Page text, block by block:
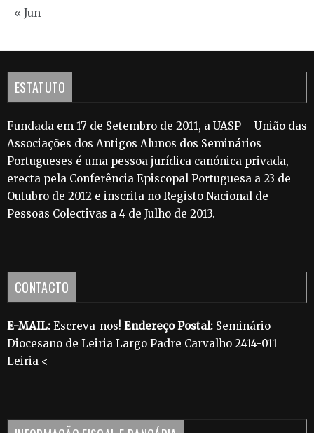
« Jun
ESTATUTO
Fundada em 17 de Setembro de 2011, a UASP – União das
Associações dos Antigos Alunos dos Seminários
Portugueses é uma pessoa jurídica canónica privada,
erecta pela Conferência Episcopal Portuguesa a 23 de
Outubro de 2012 e inscrita no Registo Nacional de
Pessoas Colectivas a 4 de Julho de 2013.
CONTACTO
E-MAIL: Escreva-nos! Endereço Postal: Seminário
Diocesano de Leiria Largo Padre Carvalho 2414-011
Leiria <